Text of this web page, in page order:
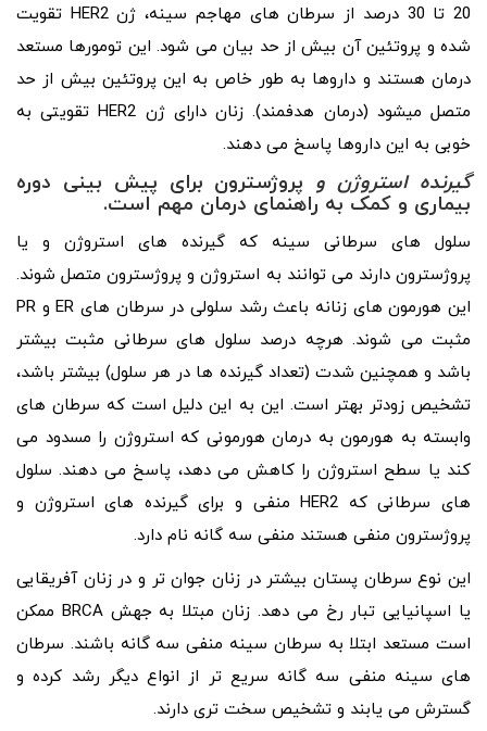
20 تا 30 درصد از سرطان های مهاجم سینه، ژن HER2 تقویت
شده و پروتئین آن بیش از حد بیان می شود. این تومورها مستعد
درمان هستند و داروها به طور خاص به این پروتئین بیش از حد
متصل میشود (درمان هدفمند). زنان دارای ژن HER2 تقویتی به
خوبی به این داروها پاسخ می دهند.
گیرنده استروژن و پروژسترون برای پیش بینی دوره
بیماری و کمک به راهنمای درمان مهم است.
سلول های سرطانی سینه که گیرنده های استروژن و یا
پروژسترون دارند می توانند به استروژن و پروژسترون متصل شوند.
این هورمون های زنانه باعث رشد سلولی در سرطان های ER و PR
مثبت می شوند. هرچه درصد سلول های سرطانی مثبت بیشتر
باشد و همچنین شدت (تعداد گیرنده ها در هر سلول) بیشتر باشد،
تشخیص زودتر بهتر است. این به این دلیل است که سرطان های
وابسته به هورمون به درمان هورمونی که استروژن را مسدود می
کند یا سطح استروژن را کاهش می دهد، پاسخ می دهند. سلول
های سرطانی که HER2 منفی و برای گیرنده های استروژن و
پروژسترون منفی هستند منفی سه گانه نام دارد.
این نوع سرطان پستان بیشتر در زنان جوان تر و در زنان آفریقایی
یا اسپانیایی تبار رخ می دهد. زنان مبتلا به جهش BRCA ممکن
است مستعد ابتلا به سرطان سینه منفی سه گانه باشند. سرطان
های سینه منفی سه گانه سریع تر از انواع دیگر رشد کرده و
گسترش می یابند و تشخیص سخت تری دارند.